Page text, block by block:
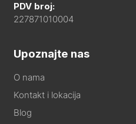
PDV broj:
227871010004
Upoznajte nas
O nama
Kontakt i lokacija
Blog